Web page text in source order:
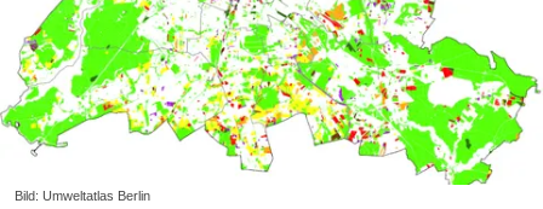
Bild: Umweltatlas Berlin